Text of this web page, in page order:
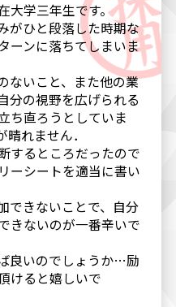
大学三年生です。
がひと段落した時期な
ーンに落ちてしまいま
ないこと、また他の業
分の視野を広げられる
ち直ろうとしていま
れません．
するところだったので
ーシートを適当に書い
できないことで、自分
きないのが一番辛いで
良いのでしょうか…励
けると嬉しいで